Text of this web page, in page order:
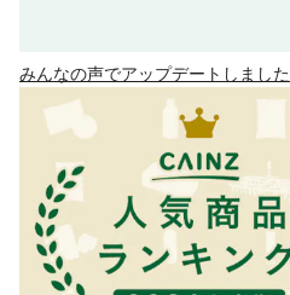
みんなの声でアップデートしました